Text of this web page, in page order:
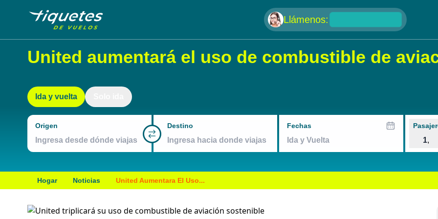
Llámenos:
United aumentará el uso de combustible de
Ida y vuelta
Origen Destino Fechas
1,
Hogar Noticias United Aumentara El Uso...